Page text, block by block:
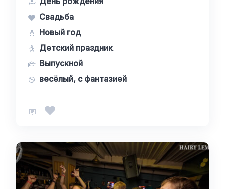
Свадьба
Новый год
Детский праздник
Выпускной
весёлый, с фантазией